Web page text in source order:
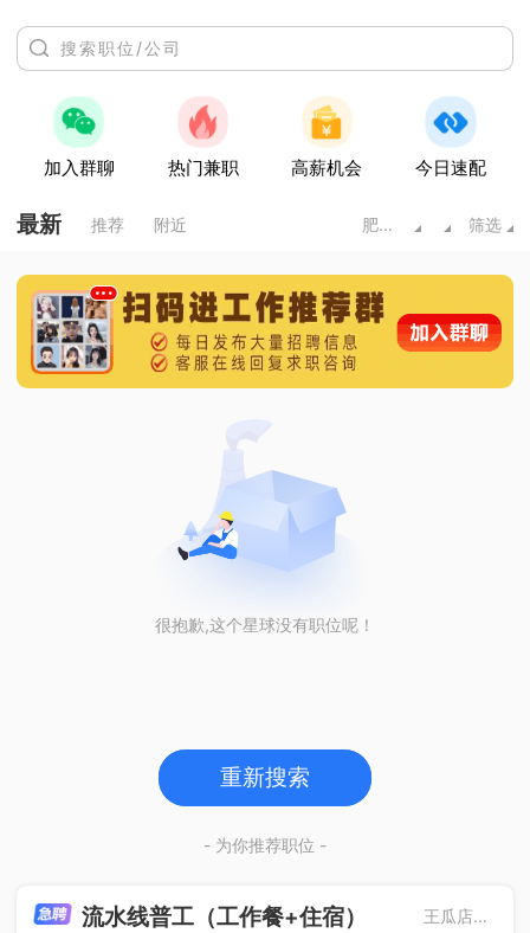
加入群聊 热门兼职 高薪机会 今日速配
最新 推荐 附近 肥城市 筛选
很抱歉,这个星球没有职位呢！
重新搜索
- 为你推荐职位 -
流水线普工（工作餐+住宿） 王瓜店街道